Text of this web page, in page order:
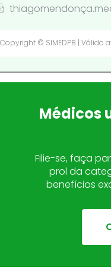
Copyright © SIMEDPB | Válido
Médicos
Filie-se, faça
prol da
benefícios